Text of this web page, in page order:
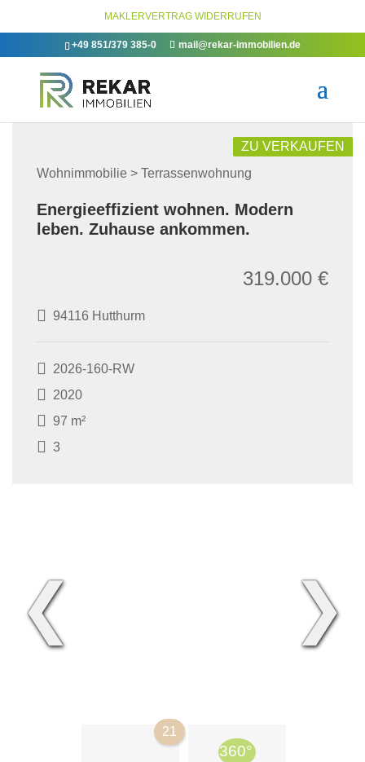
MAKLERVERTRAG WIDERRUFEN
+49 851/379 385-0 mail@rekar-immobilien.de
Wohnimmobilie > Terrassenwohnung
ZU VERKAUFEN
Energieeffizient wohnen. Modern
leben. Zuhause ankommen.
94116 Hutthurm
319.000 €
2026-160-RW
2020
97 m²
3
❮ ❯
21